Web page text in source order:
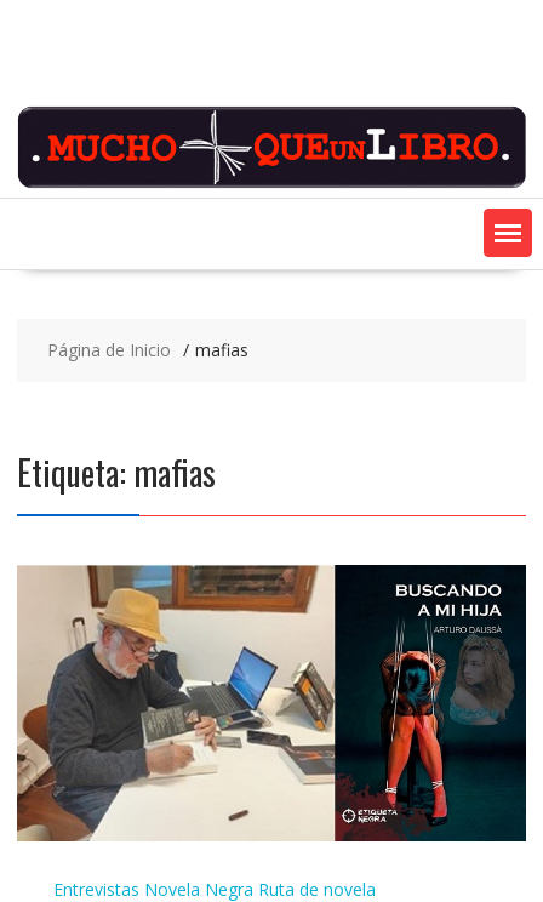
Página de Inicio mafias
Etiqueta: mafias
Entrevistas Novela Negra Ruta de novela